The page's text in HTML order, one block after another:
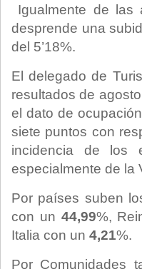
Igualmente de las
desprende una
del 5’18%.
El delegado de
resultados de
el dato de
siete puntos con
incidencia de los
especialmente de la
Por países suben
con un 44,99%,
Italia con un 4,21%.
Por Comunidades